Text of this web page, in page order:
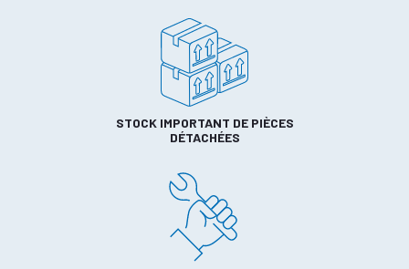
STOCK IMPORTANT DE PIÈCES
DÉTACHÉES